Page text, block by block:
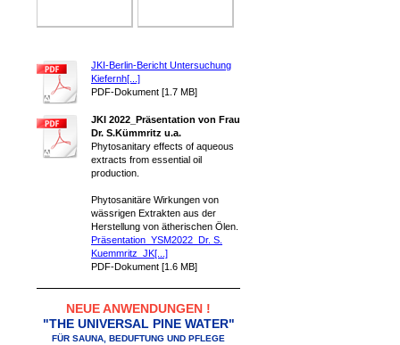
JKI-Berlin-Bericht Untersuchung
Kiefernh[...]
PDF-Dokument [1.7 MB]
JKI 2022_Präsentation von Frau
Dr. S.Kümmritz u.a.
Phytosanitary effects of aqueous
extracts from essential oil
production.
Phytosanitäre Wirkungen von
wässrigen Extrakten aus der
Herstellung von ätherischen Ölen.
Präsentation_YSM2022_Dr. S.
Kuemmritz_JK[...]
PDF-Dokument [1.6 MB]
NEUE ANWENDUNGEN !
"THE UNIVERSAL PINE WATER"
FÜR SAUNA, BEDUFTUNG UND PFLEGE